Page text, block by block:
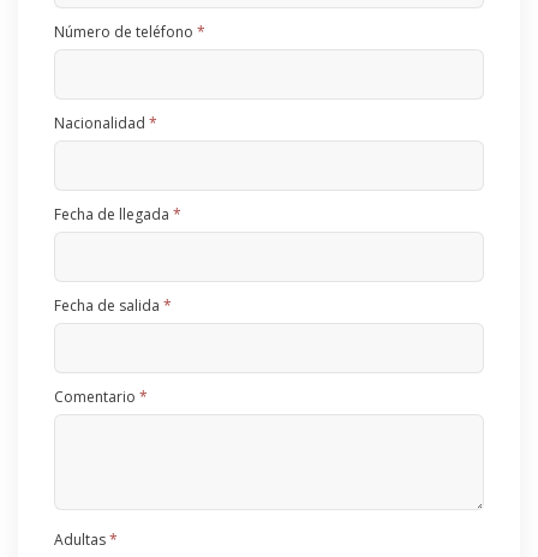
*
Número de teléfono
*
Nacionalidad
*
Fecha de llegada
*
Fecha de salida
*
Comentario
*
Adultas